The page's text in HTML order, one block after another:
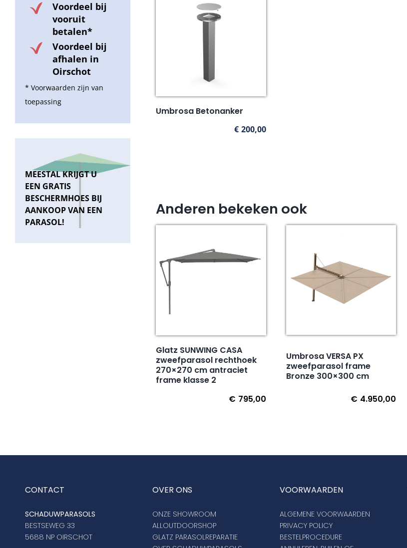
Umbrosa Betonanker
€ 200,00
Anderen bekeken ook
Glatz SUNWING CASA
zweefparasol rechthoek
270×270 cm antraciet
frame klasse 2
€ 795,00
Umbrosa VERSA PX
zweefparasol frame
Bronze 300×300 cm
€ 4.950,00
Voordeel bij
vooruit
betalen*
Voordeel bij
afhalen in
Oirschot
* Voorwaarden zijn van
toepassing
MEESTAL KRIJGT U
EEN GRATIS
BESCHERMHOES BIJ
AANKOOP VAN EEN
PARASOL!
CONTACT
SCHADUWPARASOLS
BESTSEWEG 33
5688 NP OIRSCHOT
OVER ONS
ONZE SHOWROOM
ALLOUTDOORSHOP
GLATZ PARASOLREPARATIE
VOORWAARDEN
ALGEMENE VOORWAARDEN
PRIVACY POLICY
BESTELPROCEDURE